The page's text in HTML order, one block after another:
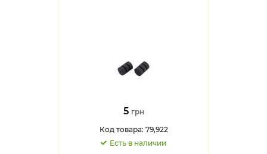
5 грн
Код товара: 79,922
Есть в наличии